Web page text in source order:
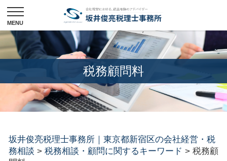
税務顧問料
坂井俊亮税理士事務所｜東京都新宿区の会社経営・税
務相談 > 税務相談・顧問に関するキーワード > 税務顧